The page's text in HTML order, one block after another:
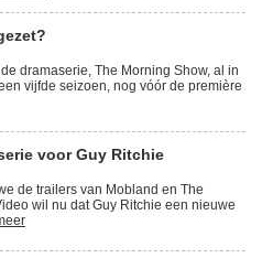
dramaserie, The Morning Show, al in
vijfde seizoen, nog vóór de première
voor Guy Ritchie
de trailers van Mobland en The
wil nu dat Guy Ritchie een nieuwe